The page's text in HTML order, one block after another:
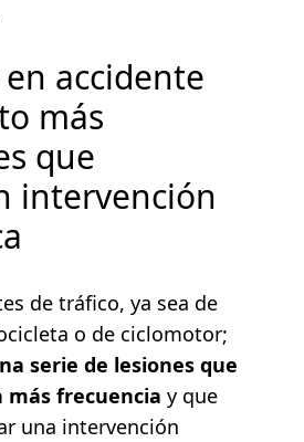
accidente
más
que
intervención
de tráfico, ya sea de
o de ciclomotor;
serie de lesiones que
más frecuencia y que
una intervención